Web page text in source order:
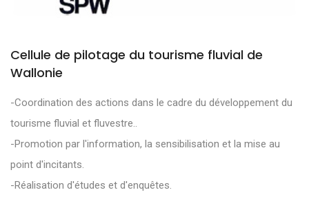
Cellule de pilotage du tourisme fluvial de
Wallonie
-Coordination des actions dans le cadre du développement du
tourisme fluvial et fluvestre..
-Promotion par l'information, la sensibilisation et la mise au
point d'incitants.
-Réalisation d'études et d'enquêtes.